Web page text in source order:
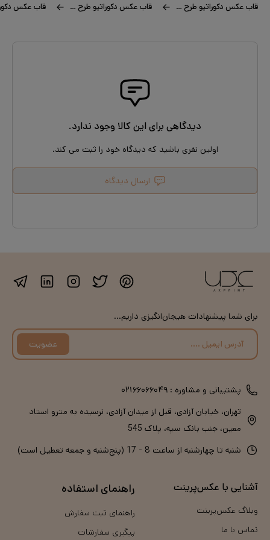
قاب عکس دکوراتیو طرح بشقاب ماهی قاب عکس دکوراتیو طرح عزیز من
دیدگاهی برای این کالا وجود ندارد.
اولین نفری باشید که دیدگاه خود را ثبت می کند.
ارسال دیدگاه
برای شما پیشنهادات هیجان‌انگیزی داریم...
عضویت
پشتیبانی و مشاوره : ۰۲۱۶۶۰۶۶۰۴۹
تهران، خیابان آزادی، قبل از میدان آزادی، نرسیده به مترو استاد
معین، جنب بانک سپه، پلاک 545
شنبه تا چهارشنبه از ساعت 8 - 17 (پنج‌شنبه و جمعه تعطیل است)
آشنایی با عکس‌پرینت
وبلاگ عکس‌پرینت
تماس با ما
راهنمای استفاده
راهنمای ثبت سفارش
پیگیری سفارشات